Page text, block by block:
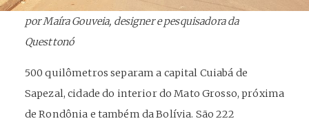
por Maíra Gouveia, designer e pesquisadora da
Questtonó
500 quilômetros separam a capital Cuiabá de
Sapezal, cidade do interior do Mato Grosso, próxima
de Rondônia e também da Bolívia. São 222